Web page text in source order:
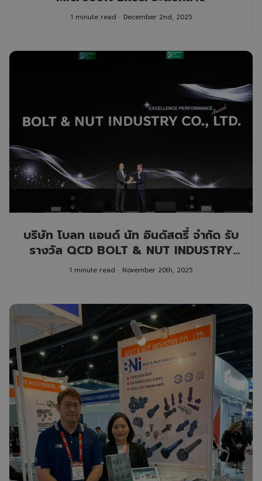
1 minute read December 2nd, 2025
บริษัท โบลท แอนด์ นัท อินดัสตรี้ จำกัด รับ
รางวัล QCD BOLT & NUT INDUSTRY
CO., LTD Award จากบริษัท สยามดูโบต้า
1 minute read November 20th, 2025